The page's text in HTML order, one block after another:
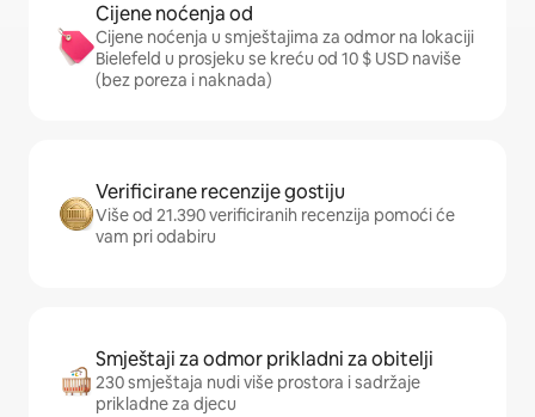
Cijene noćenja od
Cijene noćenja u smještajima za odmor na lokaciji
Bielefeld u prosjeku se kreću od 10 $ USD naviše
(bez poreza i naknada)
Verificirane recenzije gostiju
Više od 21.390 verificiranih recenzija pomoći će
vam pri odabiru
Smještaji za odmor prikladni za obitelji
230 smještaja nudi više prostora i sadržaje
prikladne za djecu